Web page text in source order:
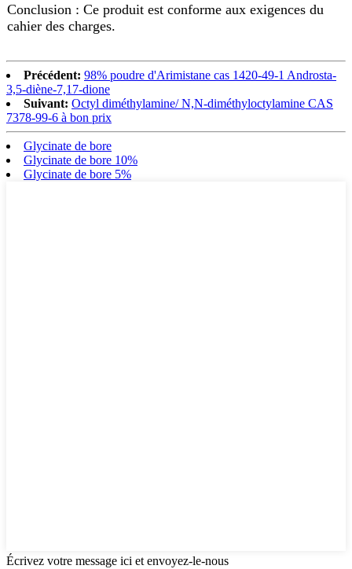
Conclusion : Ce produit est conforme aux exigences du
cahier des charges.
Précédent: 98% poudre d'Arimistane cas 1420-49-1 Androsta-
3,5-diène-7,17-dione
Suivant: Octyl diméthylamine/ N,N-diméthyloctylamine CAS
7378-99-6 à bon prix
Glycinate de bore
Glycinate de bore 10%
Glycinate de bore 5%
Écrivez votre message ici et envoyez-le-nous